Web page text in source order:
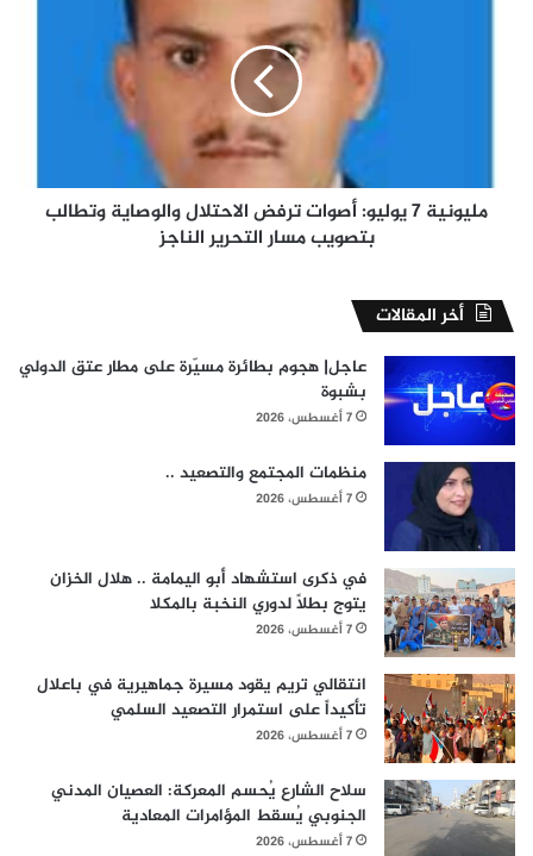
بتصويب
مسار
مليونية 7 يوليو: أصوات ترفض الاحتلال والوصاية وتطالب
بتصويب مسار التحرير الناجز
أخر المقالات
عاجل| هجوم بطائرة مسيّرة على مطار عتق الدولي
بشبوة
7 أغسطس، 2026
منظمات المجتمع والتصعيد ..
7 أغسطس، 2026
في ذكرى استشهاد أبو اليمامة .. هلال الخزان
يتوج بطلاً لدوري النخبة بالمكلا
7 أغسطس، 2026
انتقالي تريم يقود مسيرة جماهيرية في باعلال
تأكيداً على استمرار التصعيد السلمي
7 أغسطس، 2026
سلاح الشارع يُحسم المعركة: العصيان المدني
الجنوبي يُسقط المؤامرات المعادية
7 أغسطس، 2026